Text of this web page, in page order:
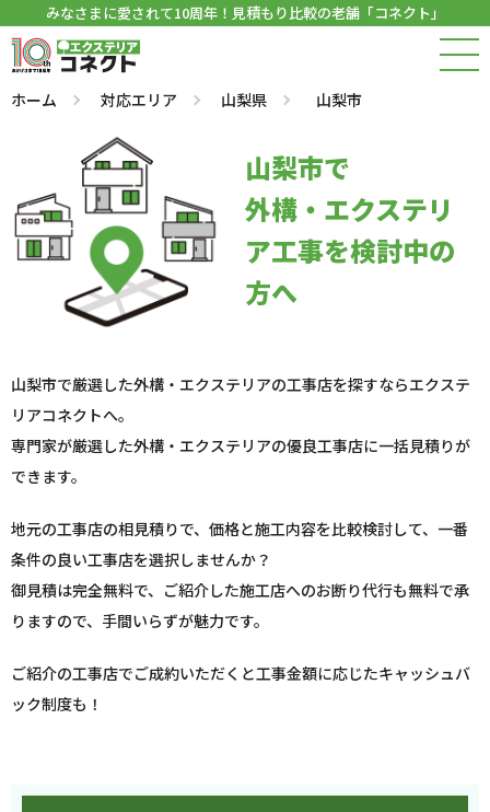
みなさまに愛されて10周年！見積もり比較の老舗「コネクト」
ホーム 対応エリア 山梨県 山梨市
山梨市で
外構・エクステリ
ア工事を検討中の
方へ
山梨市で厳選した外構・エクステリアの工事店を探すならエクステ
リアコネクトへ。
専門家が厳選した外構・エクステリアの優良工事店に一括見積りが
できます。
地元の工事店の相見積りで、価格と施工内容を比較検討して、一番
条件の良い工事店を選択しませんか？
御見積は完全無料で、ご紹介した施工店へのお断り代行も無料で承
りますので、手間いらずが魅力です。
ご紹介の工事店でご成約いただくと工事金額に応じたキャッシュバ
ック制度も！